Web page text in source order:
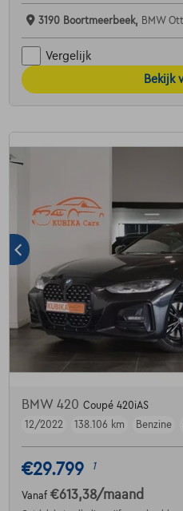
3190 Boortmeerbeek, BMW
Vergelijk
Bekijk
BMW 420 Coupé 420iAS
12/2022
138.106 km Benzine
€29.799 1
Vanaf €613,38/maand